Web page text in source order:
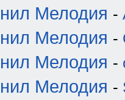
Мелодия -
Мелодия -
Мелодия -
Мелодия -